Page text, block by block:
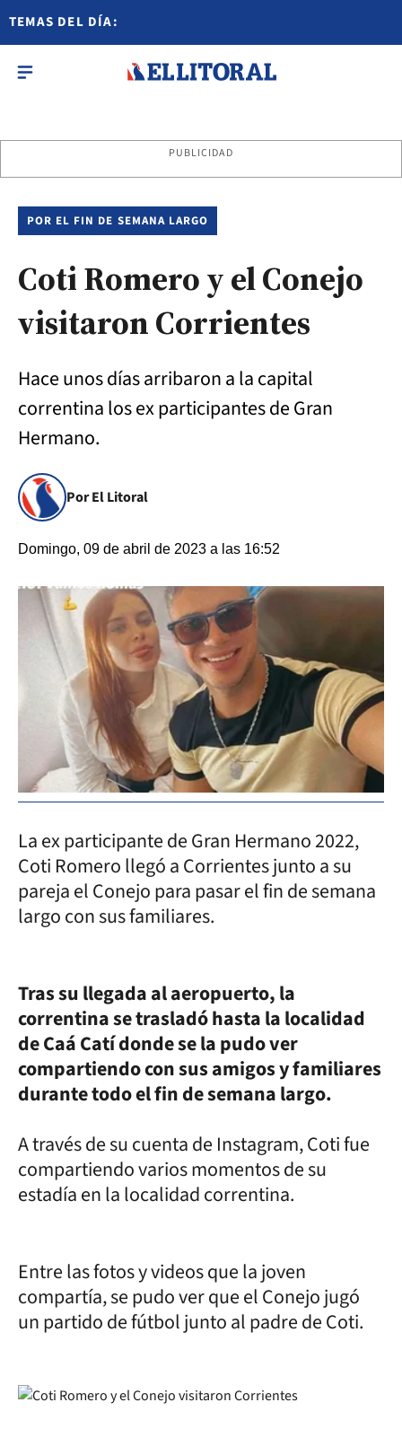
TEMAS DEL DÍA:
PUBLICIDAD
POR EL FIN DE SEMANA LARGO
Coti Romero y el Conejo
visitaron Corrientes
Hace unos días arribaron a la capital
correntina los ex participantes de Gran
Hermano.
Por El Litoral
Domingo, 09 de abril de 2023 a las 16:52
La ex participante de Gran Hermano 2022,
Coti Romero llegó a Corrientes junto a su
pareja el Conejo para pasar el fin de semana
largo con sus familiares.
Tras su llegada al aeropuerto, la
correntina se trasladó hasta la localidad
de Caá Catí donde se la pudo ver
compartiendo con sus amigos y familiares
durante todo el fin de semana largo.
A través de su cuenta de Instagram, Coti fue
compartiendo varios momentos de su
estadía en la localidad correntina.
Entre las fotos y videos que la joven
compartía, se pudo ver que el Conejo jugó
un partido de fútbol junto al padre de Coti.